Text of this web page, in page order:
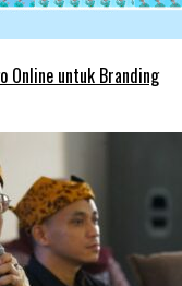
Online untuk Branding